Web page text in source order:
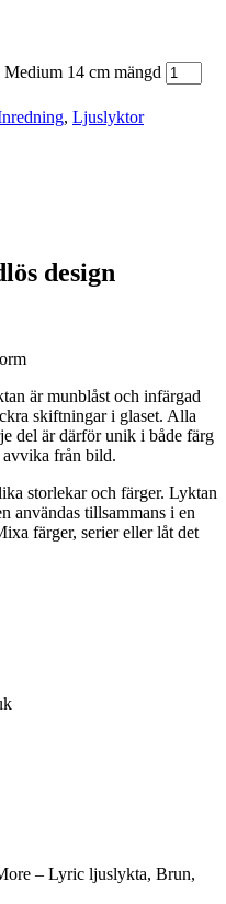
14 cm mängd
, Ljuslyktor
design
är munblåst och infärgad
skiftningar i glaset. Alla
del är därför unik i både färg
från bild.
storlekar och färger. Lyktan
användas tillsammans i en
färger, serier eller låt det
– Lyric ljuslykta, Brun,